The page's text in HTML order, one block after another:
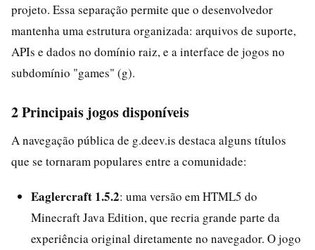
projeto. Essa separação permite que o desenvolvedor
mantenha uma estrutura organizada: arquivos de suporte,
APIs e dados no domínio raiz, e a interface de jogos no
subdomínio "games" (g).
2 Principais jogos disponíveis
A navegação pública de g.deev.is destaca alguns títulos
que se tornaram populares entre a comunidade:
Eaglercraft 1.5.2: uma versão em HTML5 do
Minecraft Java Edition, que recria grande parte da
experiência original diretamente no navegador. O jogo